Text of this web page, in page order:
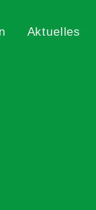
Aktuelles